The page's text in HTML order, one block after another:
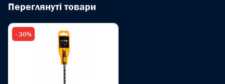
Переглянуті товари
- 30%